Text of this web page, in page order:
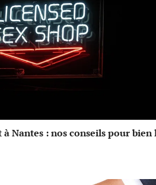
Nantes : nos conseils pour bien